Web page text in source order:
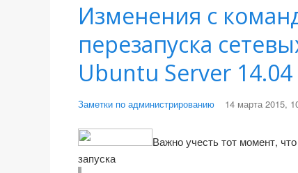
Изменения с
перезапуска
Ubuntu Server 14.04
Заметки по администрированию 14 марта 2015,
Важно учесть тот момент,
запуска